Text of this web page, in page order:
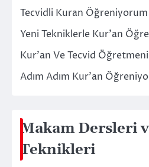
Tecvidli Kuran Öğreniyorum
Yeni Tekniklerle Kur’an
Kur’an Ve Tecvid Öğretmeni
Adım Adım Kur’an
Makam Dersleri
Teknikleri